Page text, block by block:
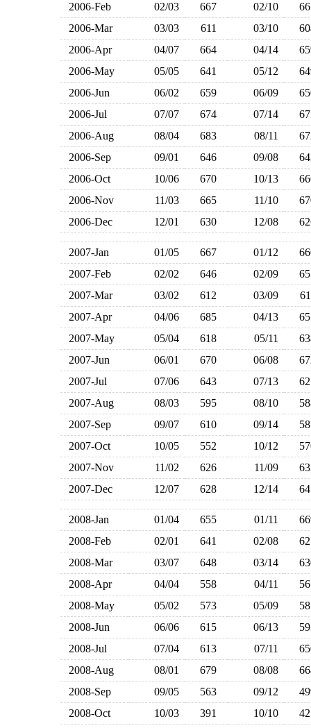
2006-Feb
02/03 667 02/10
2006-Mar
03/03 611 03/10
2006-Apr
04/07 664 04/14
2006-May
05/05 641 05/12
2006-Jun
06/02 659 06/09
2006-Jul
07/07 674 07/14
2006-Aug
08/04 683 08/11
2006-Sep
09/01 646 09/08
2006-Oct
10/06 670 10/13
2006-Nov
11/03 665 11/10
2006-Dec
12/01 630 12/08
2007-Jan 01/05 667 01/12
2007-Feb
02/02 646 02/09
2007-Mar
03/02 612 03/09
2007-Apr
04/06 685 04/13
2007-May
05/04 618 05/11
2007-Jun
06/01 670 06/08
2007-Jul
07/06 643 07/13
2007-Aug
08/03 595 08/10
2007-Sep
09/07 610 09/14
2007-Oct
10/05 552 10/12
2007-Nov
11/02 626 11/09
2007-Dec
12/07 628 12/14
2008-Jan 01/04 655 01/11
2008-Feb
02/01 641 02/08
2008-Mar
03/07 648 03/14
2008-Apr
04/04 558 04/11
2008-May
05/02 573 05/09
2008-Jun
06/06 615 06/13
2008-Jul
07/04 613 07/11
2008-Aug
08/01 679 08/08
2008-Sep
09/05 563 09/12
2008-Oct
10/03 391 10/10